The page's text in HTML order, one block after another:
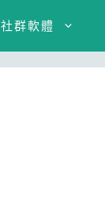
社群軟體